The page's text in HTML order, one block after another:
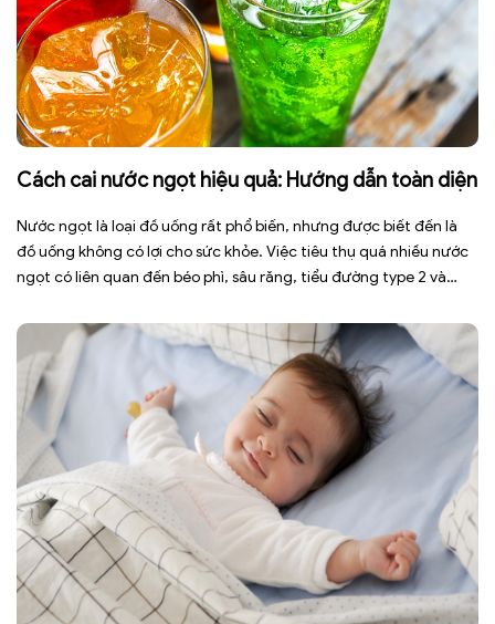
Cách cai nước ngọt hiệu quả: Hướng dẫn toàn diện
Nước ngọt là loại đồ uống rất phổ biến, nhưng được biết đến là
đồ uống không có lợi cho sức khỏe. Việc tiêu thụ quá nhiều nước
ngọt có liên quan đến béo phì, sâu răng, tiểu đường type 2 và
chỉ […]